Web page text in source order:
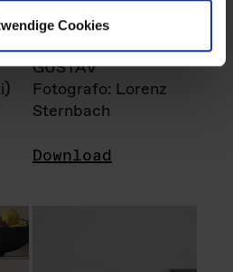
Cookies
GUSTAV
Fotografo: Lorenz
Sternbach
Download